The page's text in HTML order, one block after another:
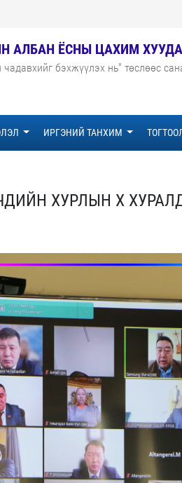
АЛБАН ЁСНЫ ЦАХИМ
бэхжүүлэх нь" төслөөс
ИРГЭНИЙ ТАНХИМ
ХУРЛЫН Х